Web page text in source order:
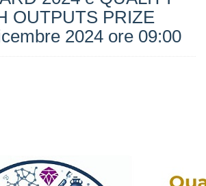
OUTPUTS PRIZE
2024 ore 09:00